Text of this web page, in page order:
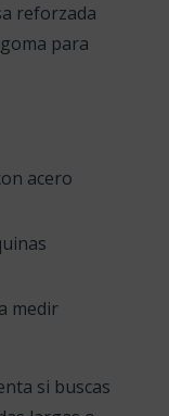
reforzada
para
acero
medir
si buscas